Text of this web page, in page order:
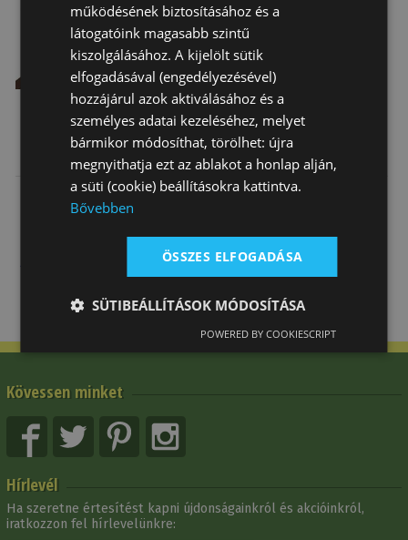
Heveder Bőr
Elasztikus
22 280 Ft
Hevedertok
Műszőr
6 750 Ft
Heveder Tattini
Hasvédős
Elasztikus
88 710 Ft
Kövessen minket
Hírlevél
Ha szeretne értesítést kapni újdonságainkról és akcióinkról,
iratkozzon fel hírlevelünkre:
működésének biztosításához és a
látogatóink magasabb szintű
kiszolgálásához. A kijelölt sütik
elfogadásával (engedélyezésével)
hozzájárul azok aktiválásához és a
személyes adatai kezeléséhez, melyet
bármikor módosíthat, törölhet: újra
megnyithatja ezt az ablakot a honlap alján,
a süti (cookie) beállításokra kattintva.
Bővebben
ÖSSZES ELFOGADÁSA
SÜTIBEÁLLÍTÁSOK MÓDOSÍTÁSA
POWERED BY COOKIESCRIPT